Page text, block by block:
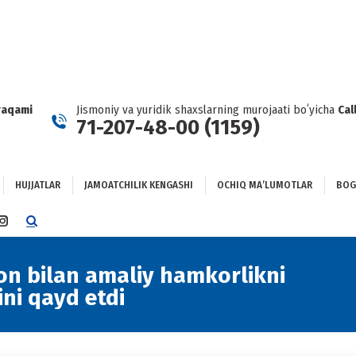
Jismoniy va yuridik shaxslarning murojaati boʻyicha
71-207-48-00 (1159)
HUJJATLAR JAMOATCHILIK KENGASHI OCHIQ MAʼLUMOTLAR
INSTAGRAM
IN
NEW
WINDOW
bilan amaliy hamkorlikni
qayd etdi